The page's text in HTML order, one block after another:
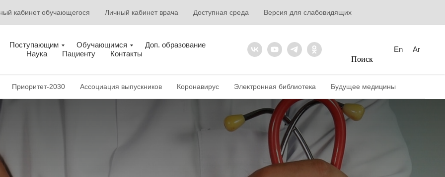
кабинет обучающегося Личный кабинет врача Доступная среда Версия для слабовидящих
Поступающим Обучающимся
Доп. образование
Наука
Пациенту Контакты
Поиск
En Ar
Приоритет-2030 Ассоциация выпускников Коронавирус Электронная библиотека Будущее медицины